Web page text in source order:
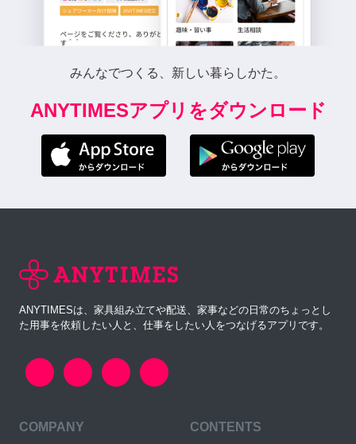
みんなでつくる、新しい暮らしかた。
ANYTIMESアプリをダウンロード
ANYTIMESは、家具組み立てや配送、家事などの日常のちょっとし
た用事を依頼したい人と、仕事をしたい人をつなげるアプリです。
COMPANY CONTENTS